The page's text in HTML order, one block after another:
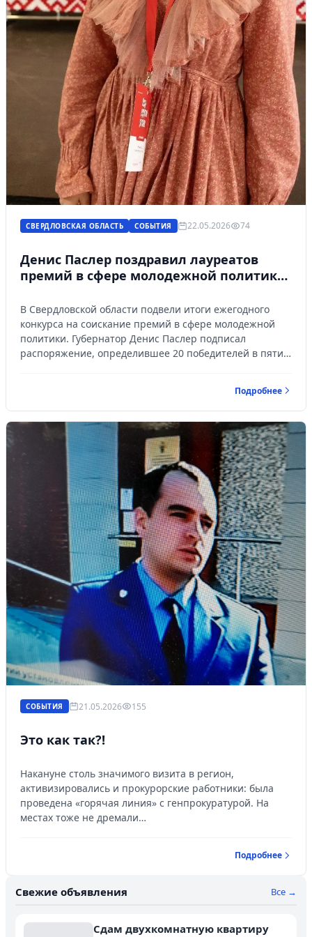
СВЕРДЛОВСКАЯ ОБЛАСТЬ СОБЫТИЯ 22.05.2026 74
Денис Паслер поздравил лауреатов
премий в сфере молодежной политики
В Свердловской области подвели итоги ежегодного
конкурса на соискание премий в сфере молодежной
политики. Губернатор Денис Паслер подписал
распоряжение, определившее 20 победителей в пяти
Подробнее
СОБЫТИЯ 21.05.2026 155
Это как так?!
Накануне столь значимого визита в регион,
активизировались и прокурорские работники: была
проведена «горячая линия» с генпрокуратурой. На
местах тоже не дремали…
Подробнее
Свежие объявления Все →
Сдам двухкомнатную квартиру